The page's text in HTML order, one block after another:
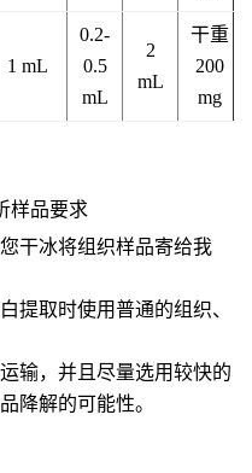
1 mL
0.2-
0.5
mL
2
mL
干重
200
mg
样品要求
干冰将组织样品寄给我
提取时使用普通的组织、
输，并且尽量选用较快的
降解的可能性。